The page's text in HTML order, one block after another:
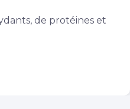
de protéines et